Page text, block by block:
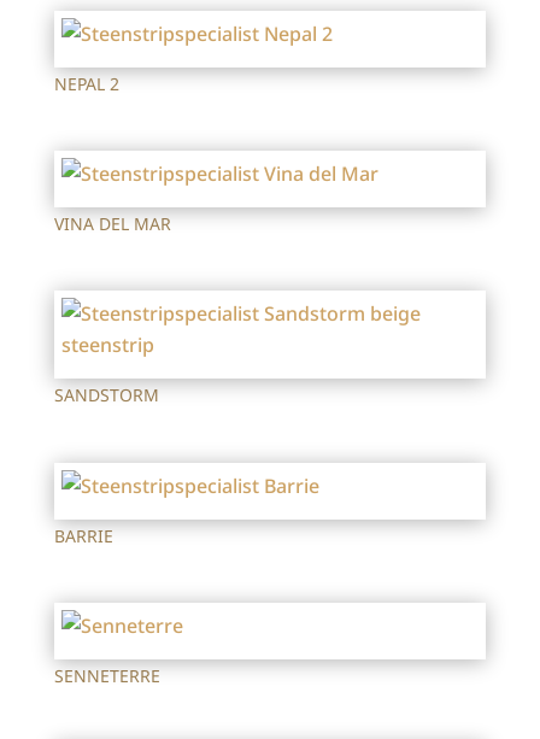
NEPAL 2
VINA DEL MAR
SANDSTORM
BARRIE
SENNETERRE